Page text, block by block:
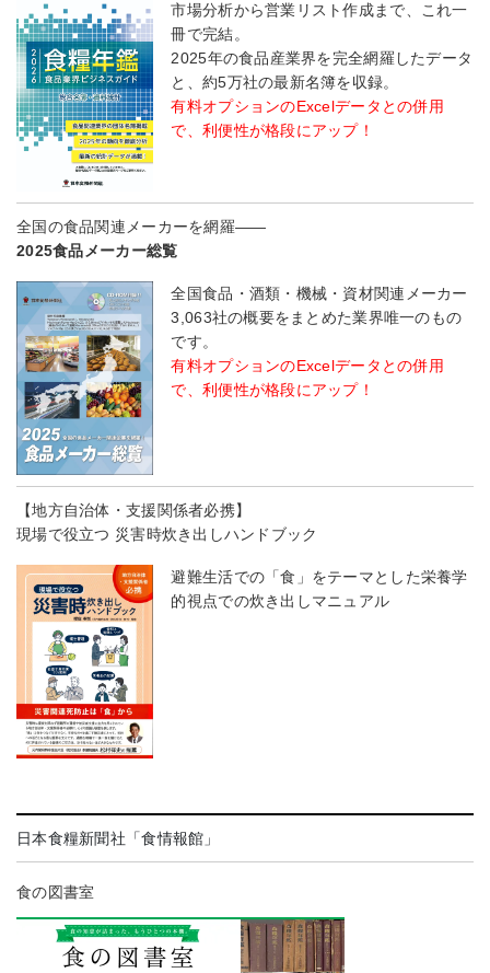
市場分析から営業リスト作成まで、これ一
冊で完結。
2025年の食品産業界を完全網羅したデータ
と、約5万社の最新名簿を収録。
有料オプションのExcelデータとの併用
で、利便性が格段にアップ！
全国の食品関連メーカーを網羅――
2025食品メーカー総覧
全国食品・酒類・機械・資材関連メーカー
3,063社の概要をまとめた業界唯一のもの
です。
有料オプションのExcelデータとの併用
で、利便性が格段にアップ！
【地方自治体・支援関係者必携】
現場で役立つ 災害時炊き出しハンドブック
避難生活での「食」をテーマとした栄養学
的視点での炊き出しマニュアル
日本食糧新聞社「食情報館」
食の図書室